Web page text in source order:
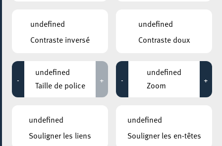
2025
Bienvenue sur le site officiel de la Ville d’Esch-sur-Alzette,
du Sport 2025 » , décerné par ACES Europe . Cette
reconnaissance met en lumière l’engagement d’Esch
envers le sport, la santé et la cohésion sociale.
Pourquoi Ville Européenne du Sport ?
La Ville d’Esch s’est distinguée par ses infrastructures
undefined
Contraste inversé
undefined
Contraste doux
-
undefined
Taille de police
+ -
undefined
Zoom
+
undefined
Souligner les liens
undefined
Souligner les en-têtes